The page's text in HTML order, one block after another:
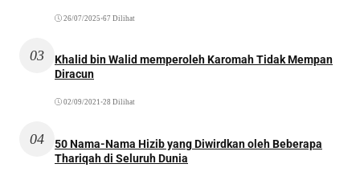
26/07/2025 •67 Dilihat
03
Khalid bin Walid memperoleh Karomah Tidak Mempan
Diracun
02/09/2021 •28 Dilihat
04
50 Nama-Nama Hizib yang Diwirdkan oleh Beberapa
Thariqah di Seluruh Dunia